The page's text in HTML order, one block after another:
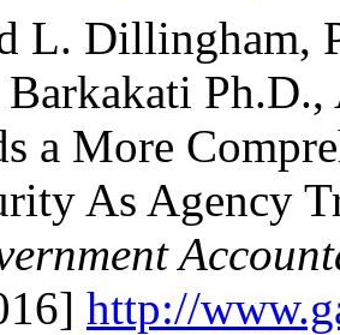
L. Dillingham,
a More
As Agency
http://